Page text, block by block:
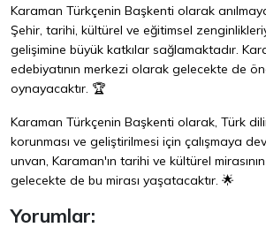
Karaman Türkçenin Başkenti olarak
Şehir, tarihi, kültürel ve eğitimsel
gelişimine büyük katkılar sağlamaktadır.
edebiyatının merkezi olarak gelecekte de
oynayacaktır. 🏆
Karaman Türkçenin Başkenti olarak, Türk
korunması ve geliştirilmesi için çalışmaya
unvan, Karaman'ın tarihi ve kültürel
gelecekte de bu mirası yaşatacaktır. 🌟
Yorumlar: